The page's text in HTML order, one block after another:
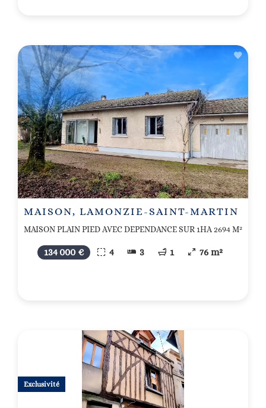
MAISON, LAMONZIE-SAINT-MARTIN
MAISON PLAIN PIED AVEC DEPENDANCE SUR 1HA 2694 M²
134 000 € 4 3 1 76 m²
Exclusivité